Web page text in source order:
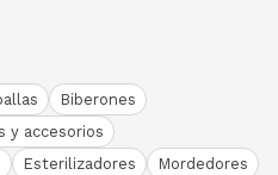
Biberones
y accesorios
Esterilizadores
Mordedores